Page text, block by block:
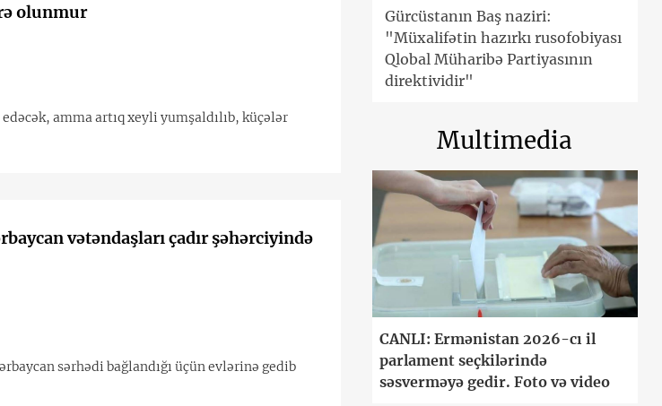
olunmur
amma artıq xeyli yumşaldılıb, küçələr
vətəndaşları çadır şəhərciyində
sərhədi bağlandığı üçün evlərinə gedib
Gürcüstanın Baş naziri:
"Müxalifətin hazırkı rusofobiyası
Qlobal Müharibə Partiyasının
direktividir"
Multimedia
CANLI: Ermənistan 2026-cı il
parlament seçkilərində
səsverməyə gedir. Foto və video